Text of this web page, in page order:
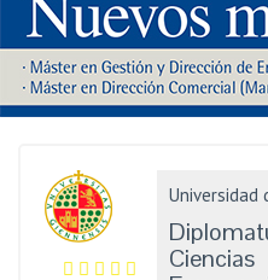
Universidad
Ciencias